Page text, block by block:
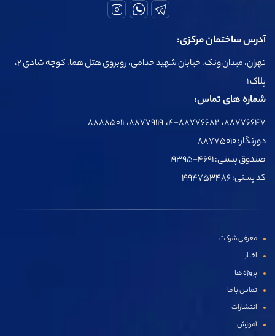
آدرس ساختمان مرکزی:
تهران، میدان ونک، خیابان شهید خدامی، روبروی هتل هما، کوچه شادی 2،
پلاک 1
شماره های تماس:
۸۸۷۷۶۶۴۷، ۴-۸۸۷۷۶۶۸۲، ۸۸۷۷۹۱۱۹، ۸۸۸۸۵۰۱۱
دورنگار: ۸۸۷۷۵۰۱۰
صندوق پستی: ۴۶۹۱-۱۹۳۹۵
کد پستی: ۱۹۹۴۷۵۳۴۸۶
معرفی شرکت
اخبار
پروژه ها
تماس با ما
انتشارات
آموزش